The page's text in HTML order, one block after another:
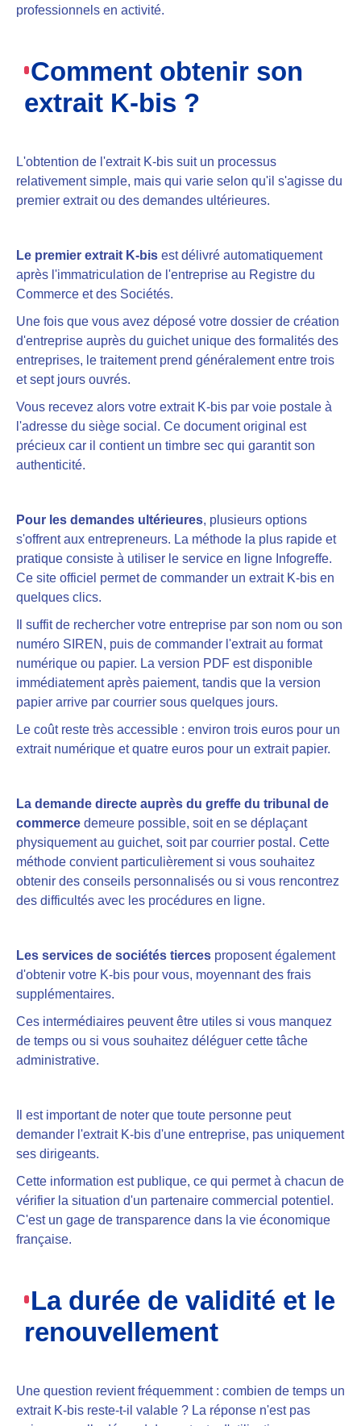
professionnels en activité.
Comment obtenir son
extrait K-bis ?
L'obtention de l'extrait K-bis suit un processus
relativement simple, mais qui varie selon qu'il s'agisse du
premier extrait ou des demandes ultérieures.
Le premier extrait K-bis est délivré automatiquement
après l'immatriculation de l'entreprise au Registre du
Commerce et des Sociétés.
Une fois que vous avez déposé votre dossier de création
d'entreprise auprès du guichet unique des formalités des
entreprises, le traitement prend généralement entre trois
et sept jours ouvrés.
Vous recevez alors votre extrait K-bis par voie postale à
l'adresse du siège social. Ce document original est
précieux car il contient un timbre sec qui garantit son
authenticité.
Pour les demandes ultérieures, plusieurs options
s'offrent aux entrepreneurs. La méthode la plus rapide et
pratique consiste à utiliser le service en ligne Infogreffe.
Ce site officiel permet de commander un extrait K-bis en
quelques clics.
Il suffit de rechercher votre entreprise par son nom ou son
numéro SIREN, puis de commander l'extrait au format
numérique ou papier. La version PDF est disponible
immédiatement après paiement, tandis que la version
papier arrive par courrier sous quelques jours.
Le coût reste très accessible : environ trois euros pour un
extrait numérique et quatre euros pour un extrait papier.
La demande directe auprès du greffe du tribunal de
commerce demeure possible, soit en se déplaçant
physiquement au guichet, soit par courrier postal. Cette
méthode convient particulièrement si vous souhaitez
obtenir des conseils personnalisés ou si vous rencontrez
des difficultés avec les procédures en ligne.
Les services de sociétés tierces proposent également
d'obtenir votre K-bis pour vous, moyennant des frais
supplémentaires.
Ces intermédiaires peuvent être utiles si vous manquez
de temps ou si vous souhaitez déléguer cette tâche
administrative.
Il est important de noter que toute personne peut
demander l'extrait K-bis d'une entreprise, pas uniquement
ses dirigeants.
Cette information est publique, ce qui permet à chacun de
vérifier la situation d'un partenaire commercial potentiel.
C'est un gage de transparence dans la vie économique
française.
La durée de validité et le
renouvellement
Une question revient fréquemment : combien de temps un
extrait K-bis reste-t-il valable ? La réponse n'est pas